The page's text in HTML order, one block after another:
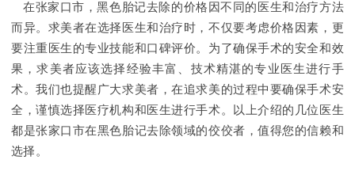
在张家口市，黑色胎记去除的价格因不同的医生和治疗方法
而异。求美者在选择医生和治疗时，不仅要考虑价格因素，更
要注重医生的专业技能和口碑评价。为了确保手术的安全和效
果，求美者应该选择经验丰富、技术精湛的专业医生进行手
术。我们也提醒广大求美者，在追求美的过程中要确保手术安
全，谨慎选择医疗机构和医生进行手术。以上介绍的几位医生
都是张家口市在黑色胎记去除领域的佼佼者，值得您的信赖和
选择。